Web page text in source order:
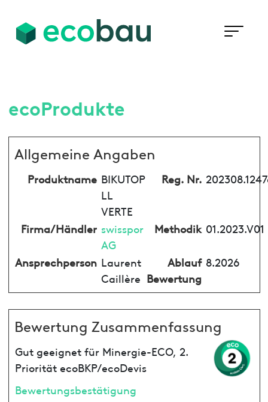
ecoProdukte
Allgemeine Angaben
Produktname BIKUTOP
LL
VERTE
Reg. Nr.
Firma/Händler swisspor
AG
Methodik 01.2023.V01
Ansprechperson Laurent
Caillère
Ablauf
Bewertung
8.2026
Bewertung Zusammenfassung
Gut geeignet für Minergie-ECO, 2.
Priorität ecoBKP/ecoDevis
Bewertungsbestätigung